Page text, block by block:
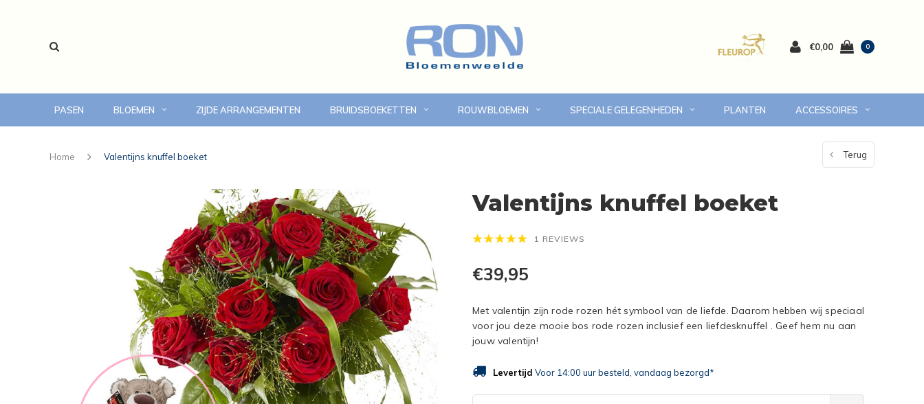
€0,00 0
PASEN BLOEMEN ZIJDE ARRANGEMENTEN BRUIDSBOEKETTEN ROUWBLOEMEN SPECIALE GELEGENHEDEN PLANTEN ACCESSOIRES
voor 14:00 uur besteld, vandaag bezorgd Online bloemen bestellen Eigen bezorgdienst in Volendam en omgeving 7 dagen versgarantie
Home Valentijns knuffel boeket Terug
Valentijns knuffel boeket
1 REVIEWS
€39,95
Met valentijn zijn rode rozen hét symbool van de liefde. Daarom hebben wij speciaal
voor jou deze mooie bos rode rozen inclusief een liefdesknuffel . Geef hem nu aan
jouw valentijn!
Levertijd Voor 14:00 uur besteld, vandaag bezorgd*